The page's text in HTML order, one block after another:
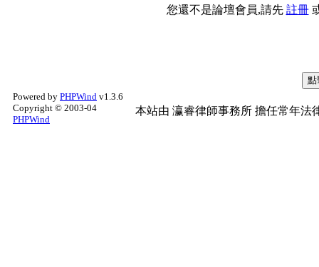
您還不是論壇會員,請先 註冊
Powered by PHPWind v1.3.6
Copyright © 2003-04
PHPWind
本站由 瀛睿律師事務所 擔任常年法